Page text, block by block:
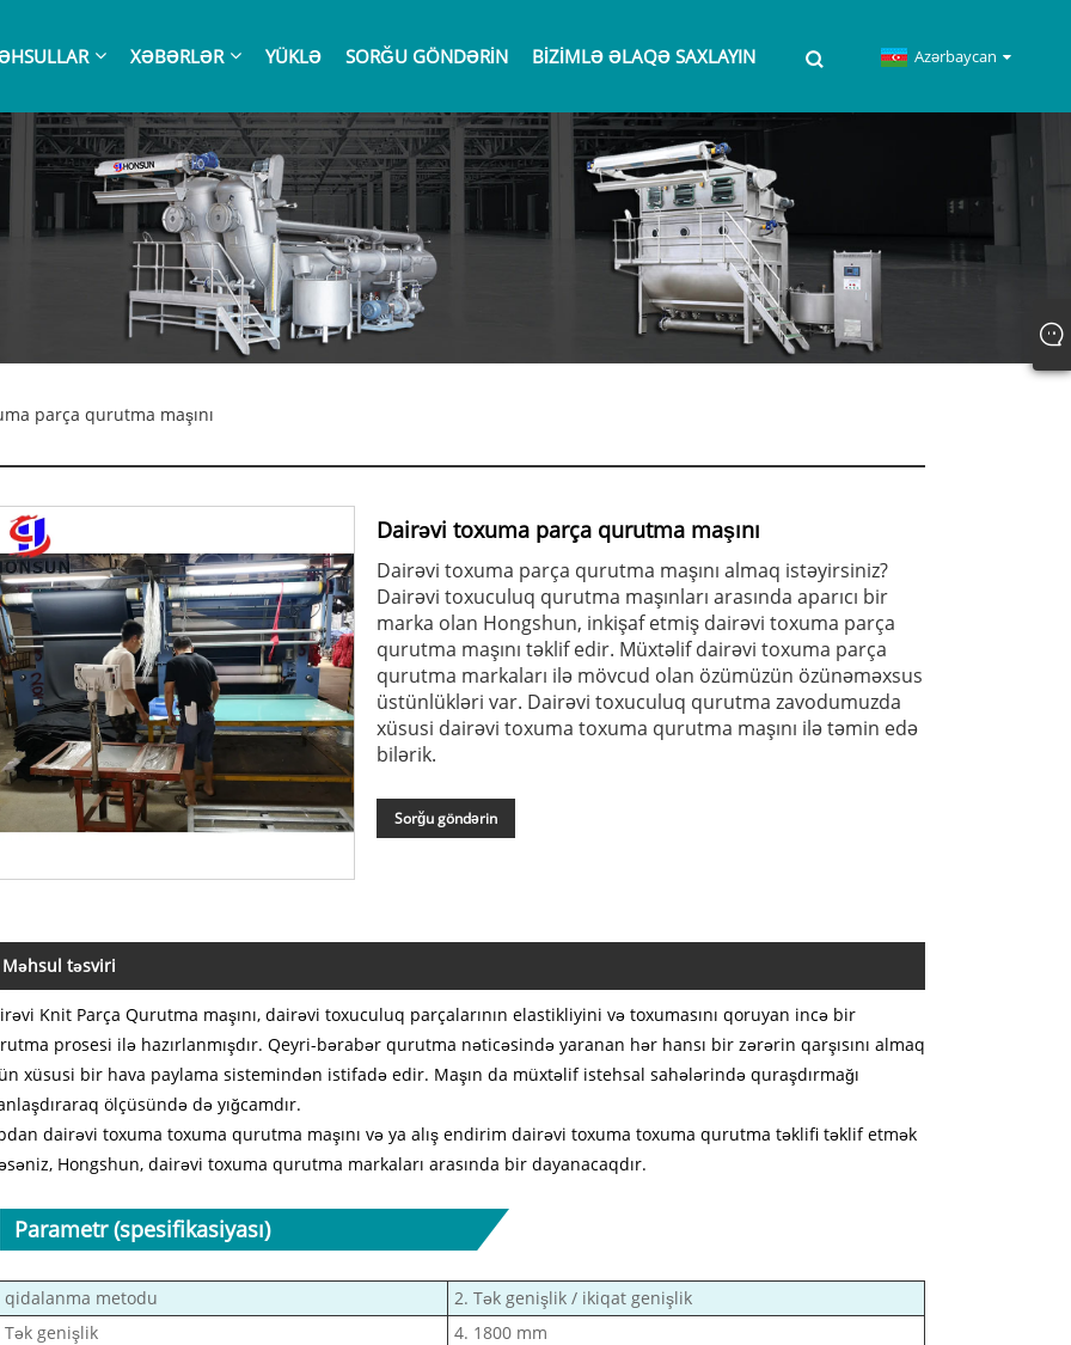
XƏBƏRLƏR YÜKLƏ SORĞU GÖNDƏRIN BIZIMLƏ ƏLAQƏ SAXLAYIN Azərbaycan
parça qurutma maşını
Dairəvi toxuma parça qurutma maşını
Dairəvi toxuma parça qurutma maşını almaq istəyirsiniz?
Dairəvi toxuculuq qurutma maşınları arasında aparıcı bir
marka olan Hongshun, inkişaf etmiş dairəvi toxuma parça
qurutma maşını təklif edir. Müxtəlif dairəvi toxuma parça
qurutma markaları ilə mövcud olan özümüzün özünəməxsus
üstünlükləri var. Dairəvi toxuculuq qurutma zavodumuzda
xüsusi dairəvi toxuma toxuma qurutma maşını ilə təmin edə
bilərik.
Sorğu göndərin
Məhsul təsviri
Knit Parça Qurutma maşını, dairəvi toxuculuq parçalarının elastikliyini və toxumasını qoruyan incə bir
prosesi ilə hazırlanmışdır. Qeyri-bərabər qurutma nəticəsində yaranan hər hansı bir zərərin qarşısını almaq
xüsusi bir hava paylama sistemindən istifadə edir. Maşın da müxtəlif istehsal sahələrində quraşdırmağı
ölçüsündə də yığcamdır.
dairəvi toxuma toxuma qurutma maşını və ya alış endirim dairəvi toxuma toxuma qurutma təklifi təklif etmək
Hongshun, dairəvi toxuma qurutma markaları arasında bir dayanacaqdır.
Parametr (spesifikasiyası)
qidalanma metodu
2. Tək genişlik / ikiqat genişlik
Tək genişlik
4. 1800 mm